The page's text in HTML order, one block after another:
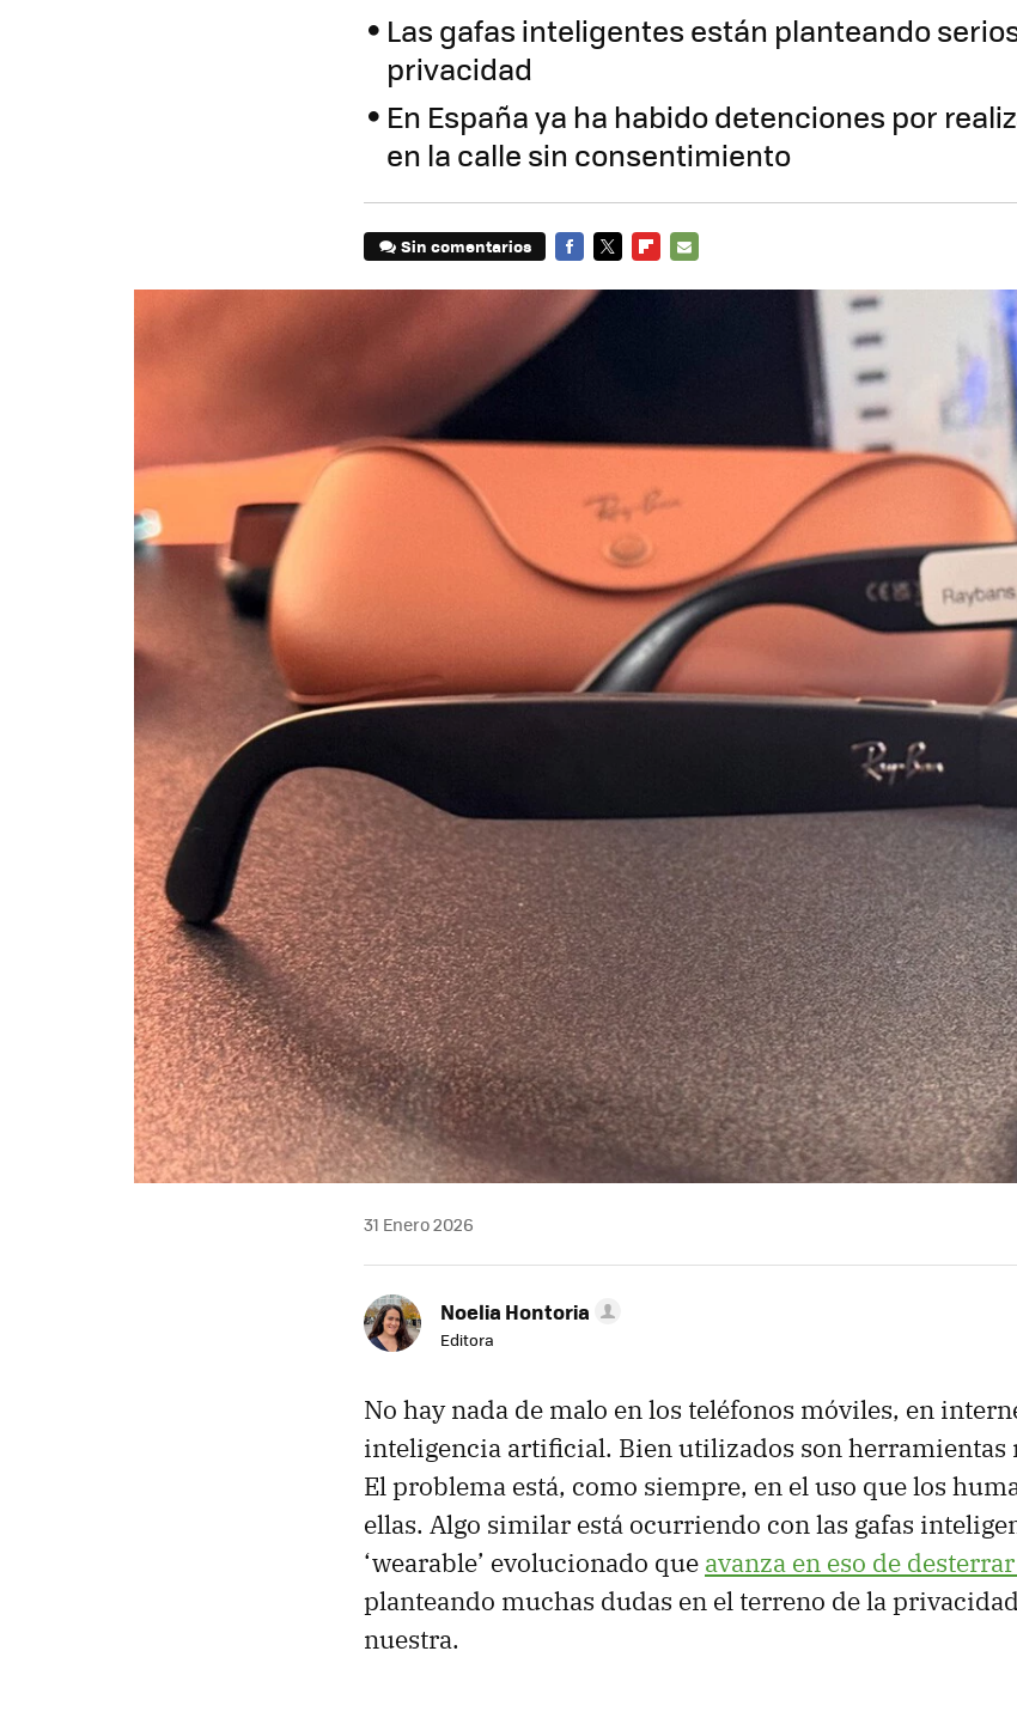
Las gafas inteligentes están planteando
privacidad
En España ya ha habido detenciones por
en la calle sin consentimiento
Sin comentarios
31 Enero 2026
Noelia Hontoria
Editora
No hay nada de malo en los teléfonos móviles, en
inteligencia artificial. Bien utilizados son herramientas
El problema está, como siempre, en el uso que los
ellas. Algo similar está ocurriendo con las gafas
‘wearable’ evolucionado que avanza en eso de
planteando muchas dudas en el terreno de la
nuestra.